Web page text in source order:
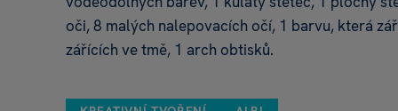
oči, 8 malých nalepovacích očí, 1 barvu, která
zářících ve tmě, 1 arch obtisků.